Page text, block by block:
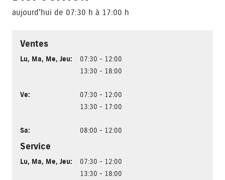
aujourd'hui de 07:30 h à 17:00 h
Ventes
Lu, Ma, Me, Jeu:
07:30 - 12:00
13:30 - 18:00
Ve:
07:30 - 12:00
13:30 - 17:00
Sa: 08:00 - 12:00
Service
Lu, Ma, Me, Jeu:
07:30 - 12:00
13:30 - 18:00